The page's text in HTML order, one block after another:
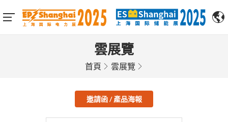
雲展覽
首頁 雲展覽
邀請函 / 產品海報